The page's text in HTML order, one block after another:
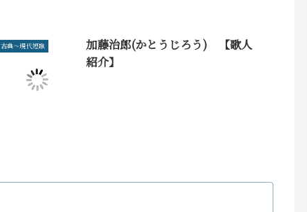
古典～現代短歌
加藤治郎(かとうじろう) 【歌人
紹介】